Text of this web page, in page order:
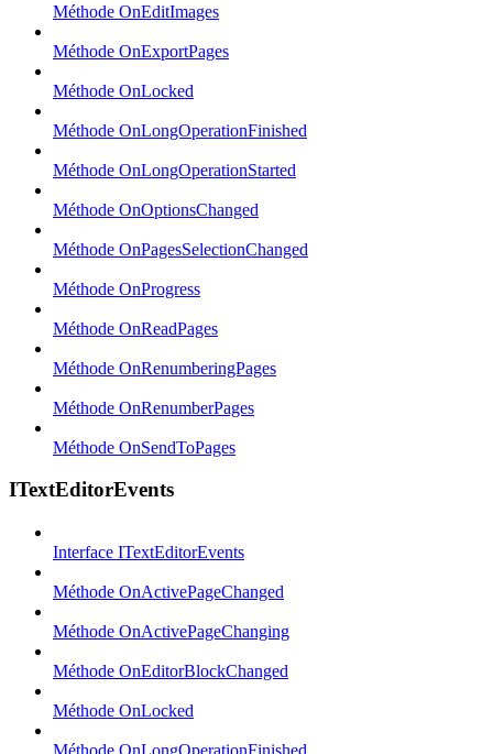
Méthode OnEditImages
Méthode OnExportPages
Méthode OnLocked
Méthode OnLongOperationFinished
Méthode OnLongOperationStarted
Méthode OnOptionsChanged
Méthode OnPagesSelectionChanged
Méthode OnProgress
Méthode OnReadPages
Méthode OnRenumberingPages
Méthode OnRenumberPages
Méthode OnSendToPages
ITextEditorEvents
Interface ITextEditorEvents
Méthode OnActivePageChanged
Méthode OnActivePageChanging
Méthode OnEditorBlockChanged
Méthode OnLocked